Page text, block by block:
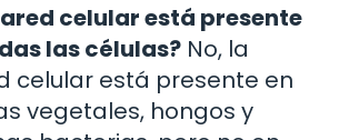
celular está presente
las células? No, la
celular está presente en
vegetales, hongos y